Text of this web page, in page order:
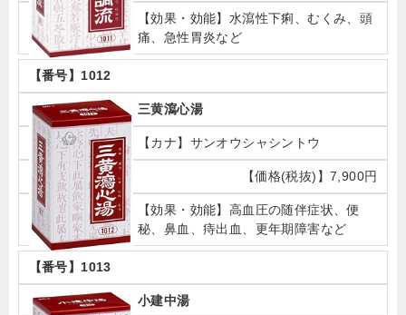
水瀉性下痢、むくみ、頭
痛、急性胃炎など
1012
三黄瀉心湯
サンオウシャシントウ
7,900円
高血圧の随伴症状、便
秘、鼻血、痔出血、更年期障害など
1013
小建中湯